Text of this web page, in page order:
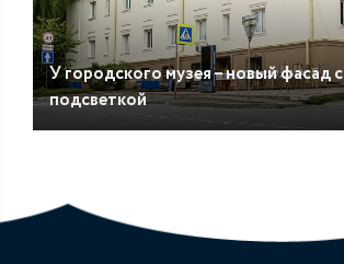
У городского музея – новый фасад с
подсветкой